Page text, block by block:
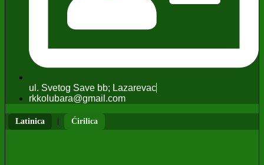
ul. Svetog Save bb; Lazarevac
rkkolubara@gmail.com
Latinica | Ćirilica